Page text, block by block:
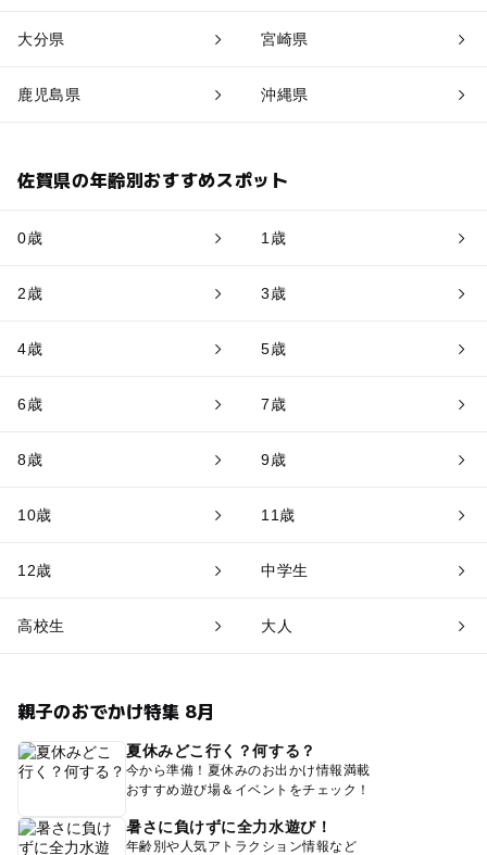
大分県 宮崎県
鹿児島県 沖縄県
佐賀県の年齢別おすすめスポット
0歳 1歳
2歳 3歳
4歳 5歳
6歳 7歳
8歳 9歳
10歳 11歳
12歳 中学生
高校生 大人
親子のおでかけ特集 8月
夏休みどこ行く？何する？
今から準備！夏休みのお出かけ情報満載
おすすめ遊び場＆イベントをチェック！
暑さに負けずに全力水遊び！
年齢別や人気アトラクション情報など